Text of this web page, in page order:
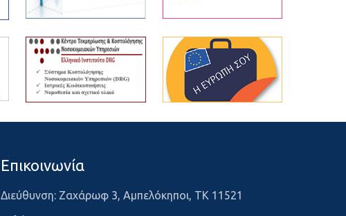
Επικοινωνία
Διεύθυνση: Ζαχάρωφ 3, Αμπελόκηποι, ΤΚ 11521